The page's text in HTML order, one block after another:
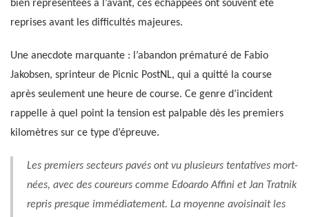
bien représentées à l’avant, ces échappées ont souvent été
reprises avant les difficultés majeures.
Une anecdote marquante : l’abandon prématuré de Fabio
Jakobsen, sprinteur de Picnic PostNL, qui a quitté la course
après seulement une heure de course. Ce genre d’incident
rappelle à quel point la tension est palpable dès les premiers
kilomètres sur ce type d’épreuve.
Les premiers secteurs pavés ont vu plusieurs tentatives mort-
nées, avec des coureurs comme Edoardo Affini et Jan Tratnik
repris presque immédiatement. La moyenne avoisinait les